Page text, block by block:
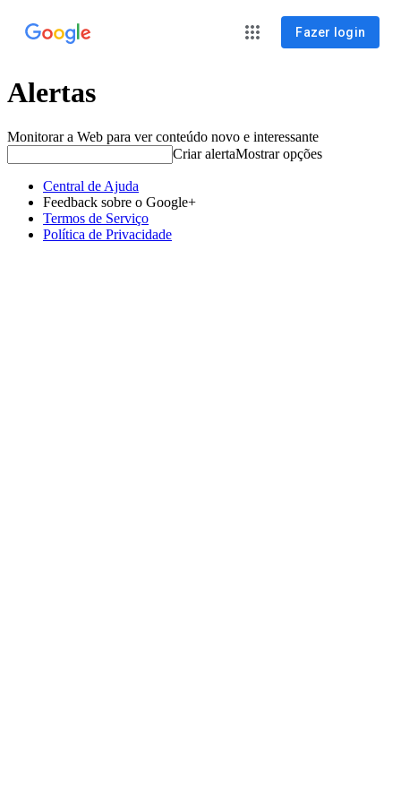
Fazer login
Alertas
Monitorar a Web para ver conteúdo novo e interessante
Criar alertaMostrar opções
Central de Ajuda
Feedback sobre o Google+
Termos de Serviço
Política de Privacidade